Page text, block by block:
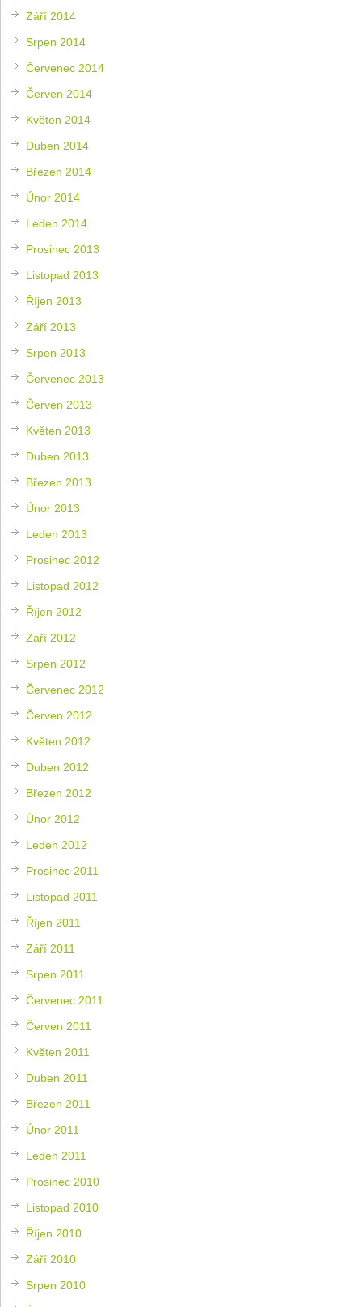
Září 2014
Srpen 2014
Červenec 2014
Červen 2014
Květen 2014
Duben 2014
Březen 2014
Únor 2014
Leden 2014
Prosinec 2013
Listopad 2013
Říjen 2013
Září 2013
Srpen 2013
Červenec 2013
Červen 2013
Květen 2013
Duben 2013
Březen 2013
Únor 2013
Leden 2013
Prosinec 2012
Listopad 2012
Říjen 2012
Září 2012
Srpen 2012
Červenec 2012
Červen 2012
Květen 2012
Duben 2012
Březen 2012
Únor 2012
Leden 2012
Prosinec 2011
Listopad 2011
Říjen 2011
Září 2011
Srpen 2011
Červenec 2011
Červen 2011
Květen 2011
Duben 2011
Březen 2011
Únor 2011
Leden 2011
Prosinec 2010
Listopad 2010
Říjen 2010
Září 2010
Srpen 2010